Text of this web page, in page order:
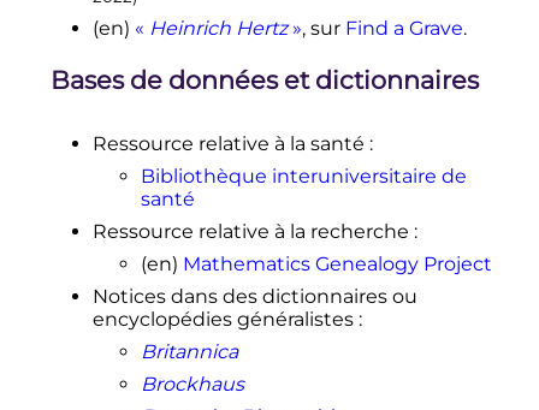
plusieurs cas particuliers de ce
saThéorie des potentiels.
Körper » ,J. für reine und
angewandte Mathematik,vol. 92,
1881,p. 156-171
↑(en)Par S.D'Agostino,« Pourquoi
découvert les ondes électriques? »,
Centaurus,vol. 32,no 1, avril 1989
p. 66–76(DOI 10.1111/j.1600-
0498.1989.tb00840.x
(en) « Heinrich Hertz», sur Find a Grave.
Bases de données et dictionnaires
Ressource relative à la santé :
Bibliothèque interuniversitaire de
santé
Ressource relative à la recherche :
(en) Mathematics Genealogy Project
Notices dans des dictionnaires ou
encyclopédies généralistes:
Britannica
Brockhaus